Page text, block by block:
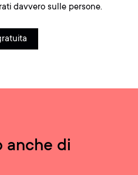
davvero sulle persone.
anche di